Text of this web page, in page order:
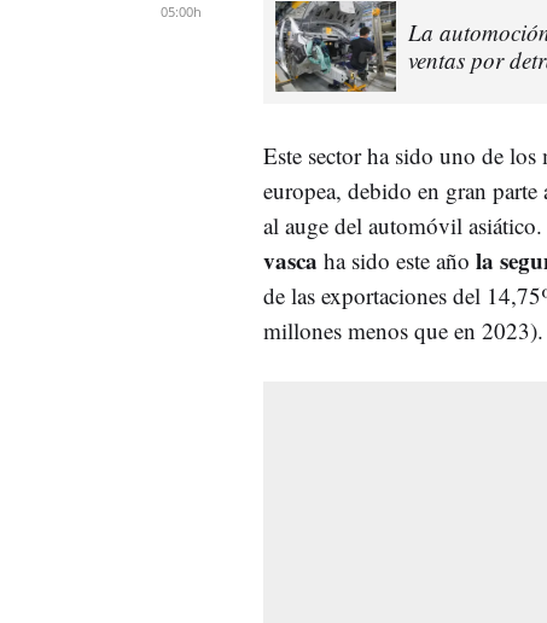
05:00h
La
ventas por
Este sector ha sido uno de
europea, debido en gran
al auge del automóvil
vasca ha sido este año la
de las exportaciones del
millones menos que en 2023).